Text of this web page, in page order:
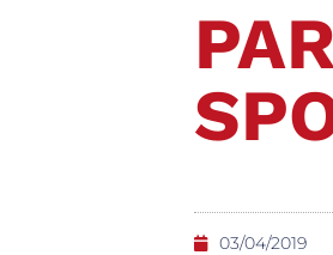
03/04/2019